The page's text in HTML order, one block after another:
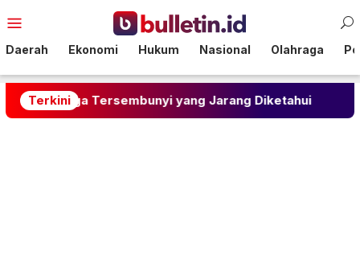
ke
Mobile
Daerah Ekonomi Hukum Nasional Olahraga
Terkini
Tersembunyi yang Jarang Diketahui Ramalan 6